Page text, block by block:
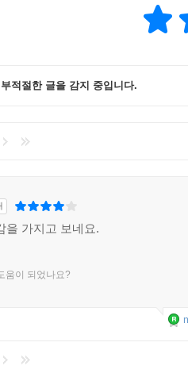
적절한 글을 감지 중입니다.
을 가지고 보네요.
움이 되었나요?